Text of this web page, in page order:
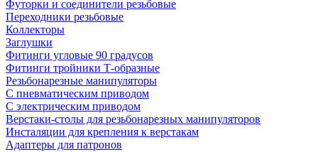
Футорки и соединители резьбовые
Переходники резьбовые
Коллекторы
Заглушки
Фитинги угловые 90 градусов
Фитинги тройники Т-образные
Резьбонарезные манипуляторы
С пневматическим приводом
С электрическим приводом
Верстаки-столы для резьбонарезных манипуляторов
Инсталяции для крепления к верстакам
Адаптеры для патронов